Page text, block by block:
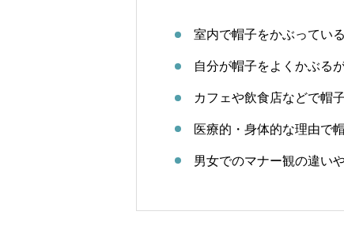
室内で帽子をかぶってい
自分が帽子をよくかぶる
カフェや飲食店などで帽
医療的・身体的な理由で
男女でのマナー観の違い